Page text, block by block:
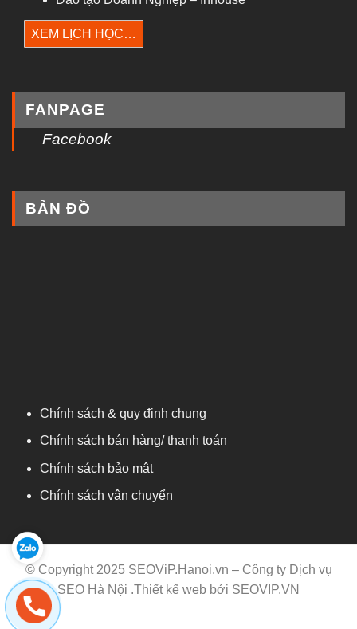
XEM LỊCH HỌC…
FANPAGE
Facebook
BẢN ĐỒ
Chính sách & quy định chung
Chính sách bán hàng/ thanh toán
Chính sách bảo mật
Chính sách vận chuyển
© Copyright 2025 SEOViP.Hanoi.vn – Công ty Dịch vụ
SEO Hà Nội .Thiết kế web bởi SEOVIP.VN